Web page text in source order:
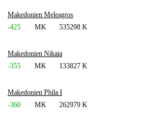
Makedonien Meleagros
-425
MK 535298 K
Makedonien Nikaia
-355
MK 133827 K
Makedonien Phila I
-360
MK 262979 K